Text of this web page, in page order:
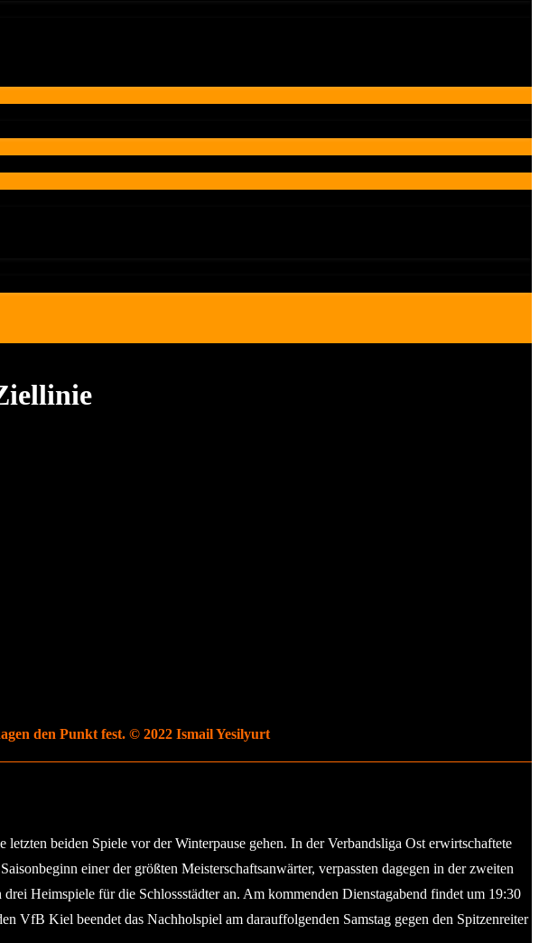
den Punkt fest. © 2022 Ismail Yesilyurt
beiden Spiele vor der Winterpause gehen. In der Verbandsliga Ost erwirtschaftete
einer der größten Meisterschaftsanwärter, verpassten dagegen in der zweiten
Heimspiele für die Schlossstädter an. Am kommenden Dienstagabend findet um 19:30
VfB Kiel beendet das Nachholspiel am darauffolgenden Samstag gegen den Spitzenreiter